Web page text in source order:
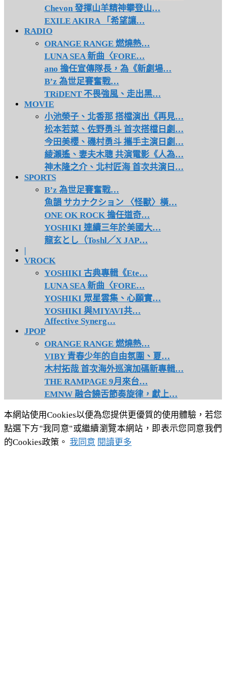
Chevon 發揮山羊精神攀登山…
EXILE AKIRA 「希望讓…
RADIO
ORANGE RANGE 燃燒熱…
LUNA SEA 新曲〈FORE…
ano 擔任宣傳隊長，為《新劇場…
B’z 為世足賽奮戰…
TRiDENT 不畏強風、走出黑…
MOVIE
小池榮子、北香那 搭檔演出《再見…
松本若菜、佐野勇斗 首次搭檔日劇…
今田美櫻、磯村勇斗 攜手主演日劇…
綾瀨遙、妻夫木聰 共演電影《人為…
神木隆之介、北村匠海 首次共演日…
SPORTS
B’z 為世足賽奮戰…
魚韻 サカナクション 〈怪獸〉橫…
ONE OK ROCK 擔任道奇…
YOSHIKI 連續三年於美國大…
龍玄とし（Toshl／X JAP…
|
VROCK
YOSHIKI 古典專輯《Ete…
LUNA SEA 新曲〈FORE…
YOSHIKI 眾星雲集、心願實…
YOSHIKI 與MIYAVI共…
Affective Synerg…
JPOP
ORANGE RANGE 燃燒熱…
VIBY 青春少年的自由氛圍、夏…
木村拓哉 首次海外巡演加碼新專輯…
THE RAMPAGE 9月來台…
EMNW 融合饒舌節奏旋律，獻上…
本網站使用Cookies以便為您提供更優質的使用體驗，若您
點選下方"我同意"或繼續瀏覽本網站，即表示您同意我們
的Cookies政策。 我同意 閱讀更多